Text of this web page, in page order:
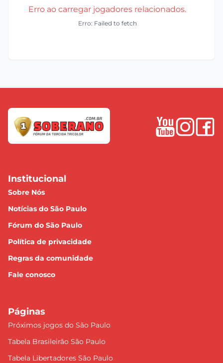
Erro ao carregar jogadores relacionados.
Erro: Failed to fetch
Institucional
Sobre Nós
Notícias do São Paulo
Fórum do São Paulo
Política de privacidade
Regras da comunidade
Fale conosco
Páginas
Próximos jogos do São Paulo
Tabela Brasileirão São Paulo
Tabela Libertadores São Paulo